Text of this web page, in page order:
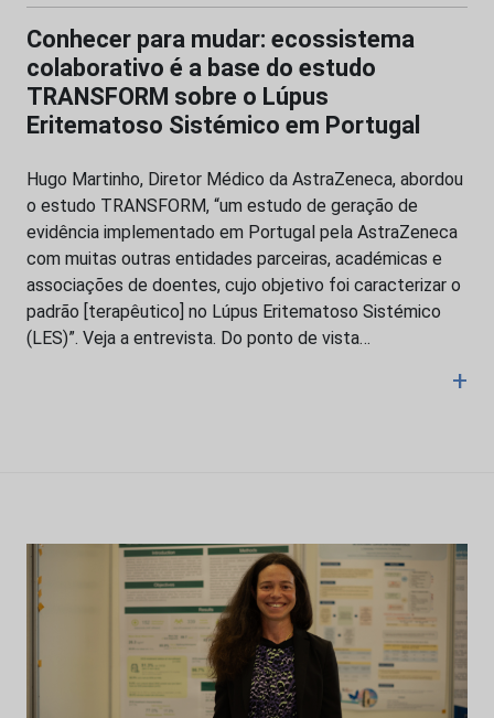
Conhecer para mudar: ecossistema
colaborativo é a base do estudo
TRANSFORM sobre o Lúpus
Eritematoso Sistémico em Portugal
Hugo Martinho, Diretor Médico da AstraZeneca, abordou
o estudo TRANSFORM, “um estudo de geração de
evidência implementado em Portugal pela AstraZeneca
com muitas outras entidades parceiras, académicas e
associações de doentes, cujo objetivo foi caracterizar o
padrão [terapêutico] no Lúpus Eritematoso Sistémico
(LES)”. Veja a entrevista. Do ponto de vista…
+